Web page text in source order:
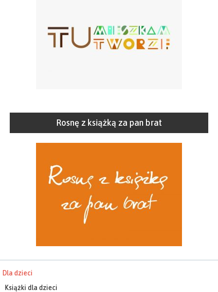
Rosnę z książką za pan brat
Dla dzieci
Książki dla dzieci